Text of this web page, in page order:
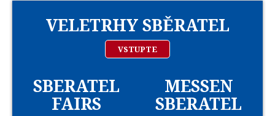
VELETRHY SBĚRATEL
VSTUPTE
SBERATEL
FAIRS
MESSEN
SBERATEL